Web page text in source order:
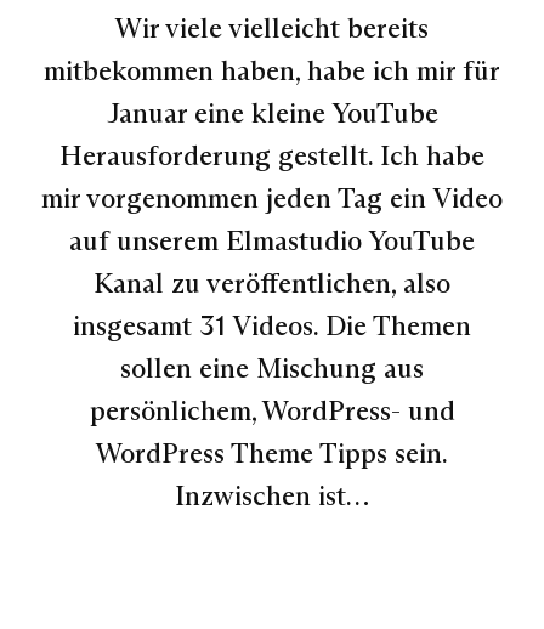
Wir viele vielleicht bereits
mitbekommen haben, habe ich mir für
Januar eine kleine YouTube
Herausforderung gestellt. Ich habe
mir vorgenommen jeden Tag ein Video
auf unserem Elmastudio YouTube
Kanal zu veröffentlichen, also
insgesamt 31 Videos. Die Themen
sollen eine Mischung aus
persönlichem, WordPress- und
WordPress Theme Tipps sein.
Inzwischen ist…